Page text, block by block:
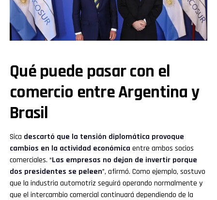
Qué puede pasar con el
comercio entre Argentina y
Brasil
Sica descartó que la tensión diplomática provoque
cambios en la actividad económica entre ambos socios
comerciales. “Las empresas no dejan de invertir porque
dos presidentes se peleen”, afirmó. Como ejemplo, sostuvo
que la industria automotriz seguirá operando normalmente y
que el intercambio comercial continuará dependiendo de la